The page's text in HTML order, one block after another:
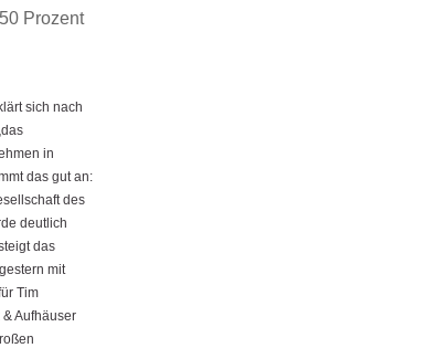
Prozent
sich nach
in
das gut an:
des
deutlich
das
mit
Tim
Aufhäuser